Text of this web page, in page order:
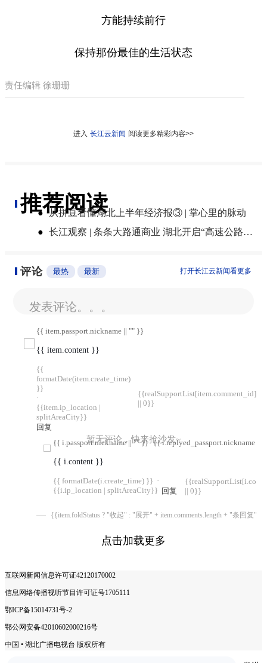
方能持续前行
保持那份最佳的生活状态
责任编辑 徐珊珊
进入 长江云新闻 阅读更多精彩内容>>
推荐阅读
● 从拼豆看懂湖北上半年经济报③ | 掌心里的脉动
●
长江观察 | 条条大路通商业 湖北开启“高速公路+”新模式
评论 最热 最新 打开长江云新闻看更多
发表评论。。。
{{ item.passport.nickname || "" }}
{{ item.content }}
{{
formatDate(item.create_time)
}}
·
{{item.ip_location |
splitAreaCity}}
回复
{{realSupportList[item.comment_id]
|| 0}}
{{ i.passport.nickname || "" }} {{ i.replyed_passport.nickname ||
{{ i.content }}
{{ formatDate(i.create_time) }} ·
{{i.ip_location | splitAreaCity}} 回复
|| 0}}
{{item.foldStatus ? "收起" : "展开" + item.comments.length + "条回复"}}
暂无评论，快来抢沙发~
点击加载更多
互联网新闻信息许可证42120170002
信息网络传播视听节目许可证号1705111
鄂ICP备15014731号-2
鄂公网安备42010602000216号
中国 • 湖北广播电视台 版权所有